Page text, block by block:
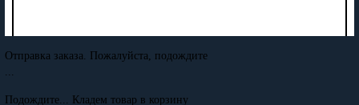
Отправка заказа. Пожалуйста, подождите
...
Подождите... Кладем товар в корзину